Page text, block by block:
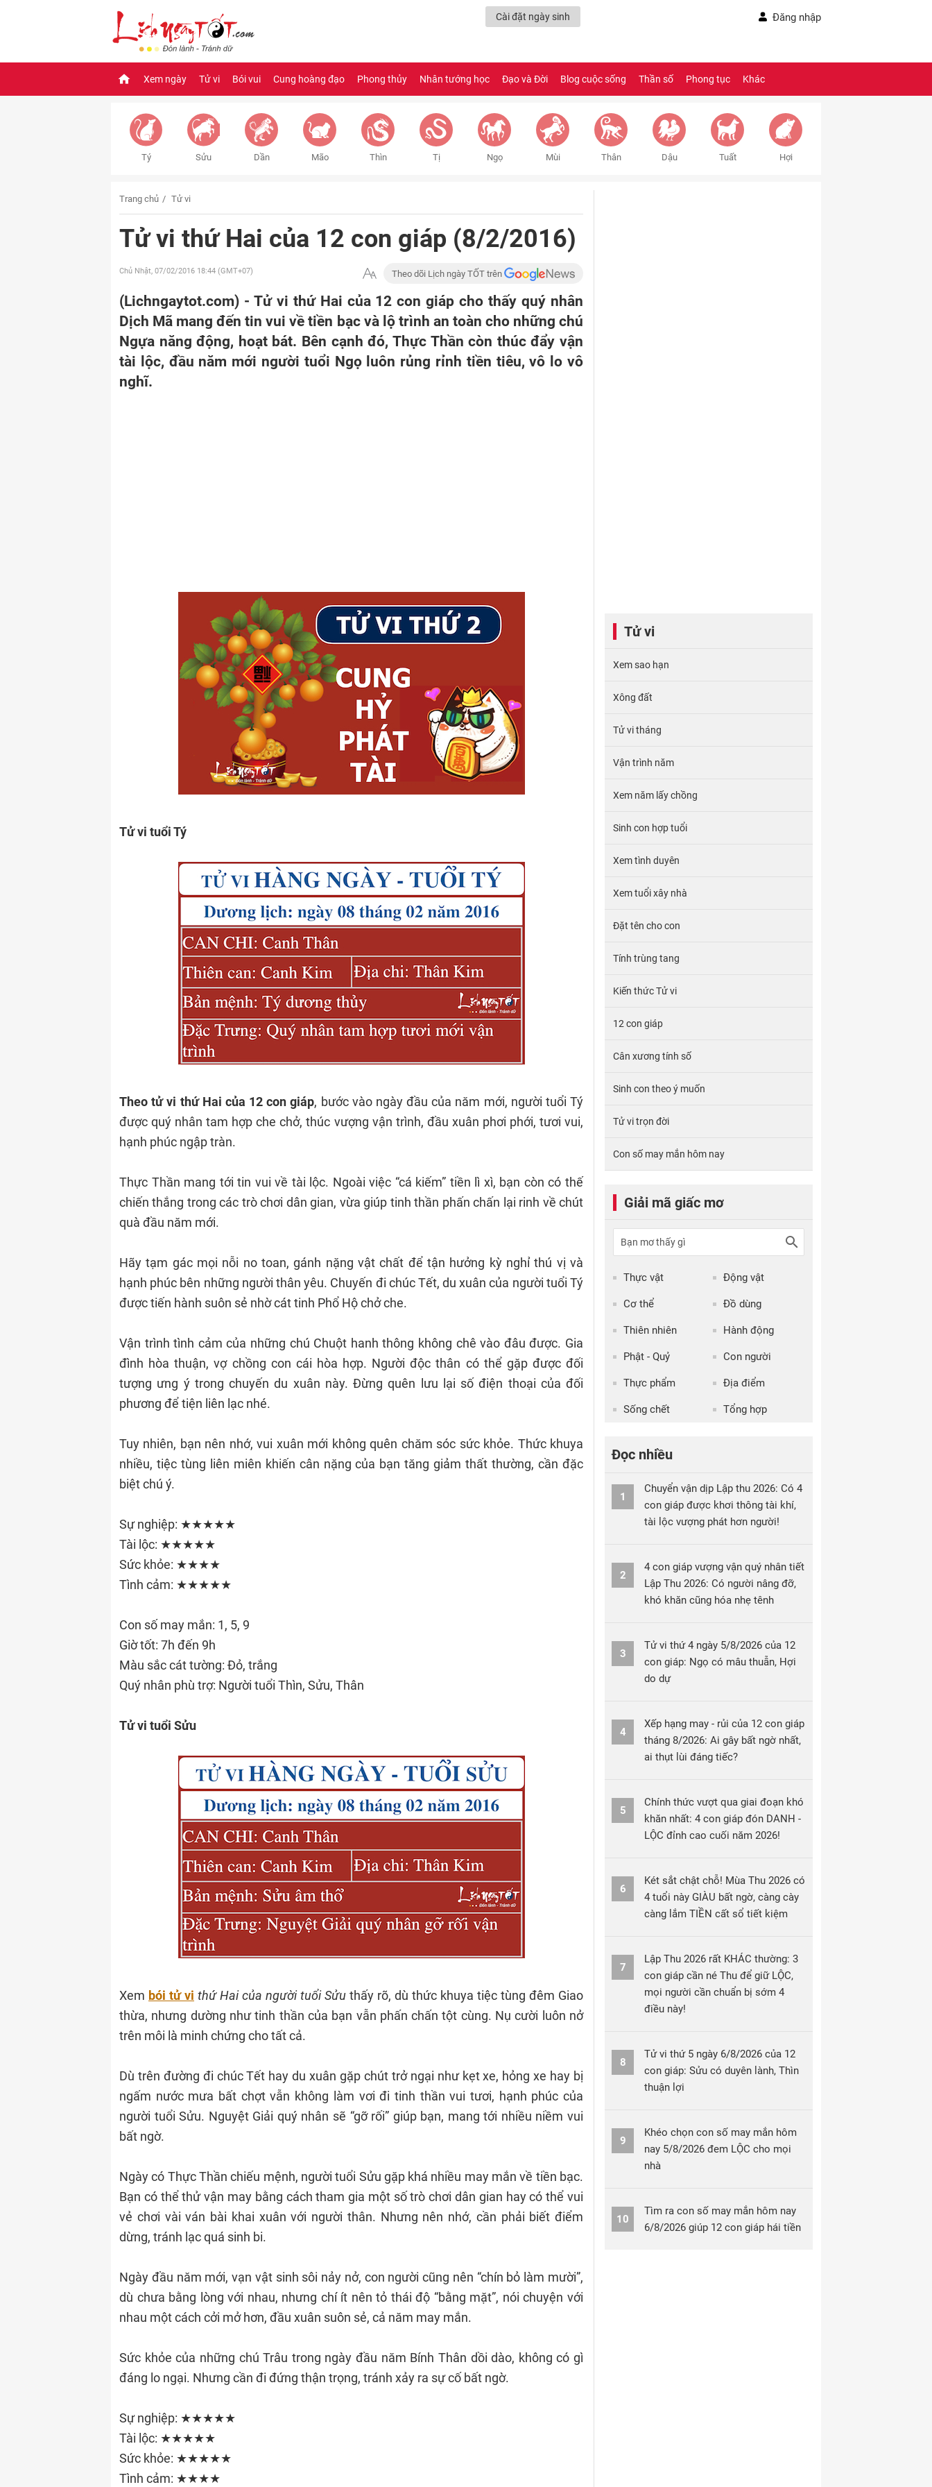
Cài đặt ngày sinh Đăng nhập
Xem ngày Tử vi Bói vui Cung hoàng đạo Phong thủy Nhân tướng học Đạo và Đời Blog cuộc sống Thần số Phong tục Khác
Tý Sửu Dần Mão Thìn Tị Ngọ Mùi Thân Dậu Tuất Hợi
Trang chủ Tử vi
Tử vi thứ Hai của 12 con giáp (8/2/2016)
Chủ Nhật, 07/02/2016 18:44 (GMT+07) Theo dõi Lịch ngày TỐT trên
(Lichngaytot.com) - Tử vi thứ Hai của 12 con giáp cho thấy quý nhân
Dịch Mã mang đến tin vui về tiền bạc và lộ trình an toàn cho những chú
Ngựa năng động, hoạt bát. Bên cạnh đó, Thực Thần còn thúc đẩy vận
tài lộc, đầu năm mới người tuổi Ngọ luôn rủng rỉnh tiền tiêu, vô lo vô
nghĩ.
Tử vi tuổi Tý
Theo tử vi thứ Hai của 12 con giáp, bước vào ngày đầu của năm mới, người tuổi Tý
được quý nhân tam hợp che chở, thúc vượng vận trình, đầu xuân phơi phới, tươi vui,
hạnh phúc ngập tràn.
Thực Thần mang tới tin vui về tài lộc. Ngoài việc “cá kiếm” tiền lì xì, bạn còn có thế
chiến thắng trong các trò chơi dân gian, vừa giúp tinh thần phấn chấn lại rinh về chút
quà đầu năm mới.
Hãy tạm gác mọi nỗi no toan, gánh nặng vật chất để tận hưởng kỳ nghỉ thú vị và
hạnh phúc bên những người thân yêu. Chuyến đi chúc Tết, du xuân của người tuổi Tý
được tiến hành suôn sẻ nhờ cát tinh Phổ Hộ chở che.
Vận trình tình cảm của những chú Chuột hanh thông không chê vào đâu được. Gia
đình hòa thuận, vợ chồng con cái hòa hợp. Người độc thân có thể gặp được đối
tượng ưng ý trong chuyến du xuân này. Đừng quên lưu lại số điện thoại của đối
phương để tiện liên lạc nhé.
Tuy nhiên, bạn nên nhớ, vui xuân mới không quên chăm sóc sức khỏe. Thức khuya
nhiều, tiệc tùng liên miên khiến cân nặng của bạn tăng giảm thất thường, cần đặc
biệt chú ý.
Sự nghiệp: ★★★★★
Tài lộc: ★★★★★
Sức khỏe: ★★★★
Tình cảm: ★★★★★
Con số may mắn: 1, 5, 9
Giờ tốt: 7h đến 9h
Màu sắc cát tường: Đỏ, trắng
Quý nhân phù trợ: Người tuổi Thìn, Sửu, Thân
Tử vi tuổi Sửu
Xem bói tử vi thứ Hai của người tuổi Sửu thấy rõ, dù thức khuya tiệc tùng đêm Giao
thừa, nhưng dường như tinh thần của bạn vẫn phấn chấn tột cùng. Nụ cười luôn nở
trên môi là minh chứng cho tất cả.
Dù trên đường đi chúc Tết hay du xuân gặp chút trở ngại như kẹt xe, hỏng xe hay bị
ngấm nước mưa bất chợt vẫn không làm vơi đi tinh thần vui tươi, hạnh phúc của
người tuổi Sửu. Nguyệt Giải quý nhân sẽ “gỡ rối” giúp bạn, mang tới nhiều niềm vui
bất ngờ.
Ngày có Thực Thần chiếu mệnh, người tuổi Sửu gặp khá nhiều may mắn về tiền bạc.
Bạn có thể thử vận may bằng cách tham gia một số trò chơi dân gian hay có thể vui
vẻ chơi vài ván bài khai xuân với người thân. Nhưng nên nhớ, cần phải biết điểm
dừng, tránh lạc quá sinh bi.
Ngày đầu năm mới, vạn vật sinh sôi nảy nở, con người cũng nên “chín bỏ làm mười”,
dù chưa bằng lòng với nhau, nhưng chí ít nên tỏ thái độ “bằng mặt”, nói chuyện với
nhau một cách cởi mở hơn, đầu xuân suôn sẻ, cả năm may mắn.
Sức khỏe của những chú Trâu trong ngày đầu năm Bính Thân dồi dào, không có gì
đáng lo ngại. Nhưng cần đi đứng thận trọng, tránh xảy ra sự cố bất ngờ.
Sự nghiệp: ★★★★★
Tài lộc: ★★★★★
Sức khỏe: ★★★★★
Tình cảm: ★★★★
Tử vi
Xem sao hạn
Xông đất
Tử vi tháng
Vận trình năm
Xem năm lấy chồng
Sinh con hợp tuổi
Xem tình duyên
Xem tuổi xây nhà
Đặt tên cho con
Tính trùng tang
Kiến thức Tử vi
12 con giáp
Cân xương tính số
Sinh con theo ý muốn
Tử vi trọn đời
Con số may mắn hôm nay
Giải mã giấc mơ
Thực vật Động vật
Cơ thể Đồ dùng
Thiên nhiên Hành động
Phật - Quỷ Con người
Thực phẩm Địa điểm
Sống chết Tổng hợp
Đọc nhiều
1
Chuyển vận dịp Lập thu 2026: Có 4
con giáp được khơi thông tài khí,
tài lộc vượng phát hơn người!
2
4 con giáp vượng vận quý nhân tiết
Lập Thu 2026: Có người nâng đỡ,
khó khăn cũng hóa nhẹ tênh
3
Tử vi thứ 4 ngày 5/8/2026 của 12
con giáp: Ngọ có mâu thuẫn, Hợi
do dự
4
Xếp hạng may - rủi của 12 con giáp
tháng 8/2026: Ai gây bất ngờ nhất,
ai thụt lùi đáng tiếc?
5
Chính thức vượt qua giai đoạn khó
khăn nhất: 4 con giáp đón DANH -
LỘC đỉnh cao cuối năm 2026!
6
Két sắt chật chỗ! Mùa Thu 2026 có
4 tuổi này GIÀU bất ngờ, càng cày
càng lắm TIỀN cất sổ tiết kiệm
7
Lập Thu 2026 rất KHÁC thường: 3
con giáp cần né Thu để giữ LỘC,
mọi người cần chuẩn bị sớm 4
điều này!
8
Tử vi thứ 5 ngày 6/8/2026 của 12
con giáp: Sửu có duyên lành, Thìn
thuận lợi
9
Khéo chọn con số may mắn hôm
nay 5/8/2026 đem LỘC cho mọi
nhà
10
Tìm ra con số may mắn hôm nay
6/8/2026 giúp 12 con giáp hái tiền